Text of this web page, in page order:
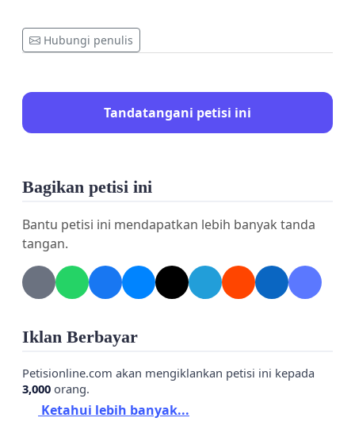
teman sekalian juga merasakan hal yang sama
memberikan dukungannya dengan mengisi petisi
Salam,
Mahasiswa UMSU Anak Malam
Hubungi penulis
Tandatangani petisi ini
Bagikan petisi ini
Bantu petisi ini mendapatkan lebih banyak tanda
tangan.
Iklan Berbayar
Petisionline.com akan mengiklankan petisi ini kepada
3,000 orang.
Ketahui lebih banyak...